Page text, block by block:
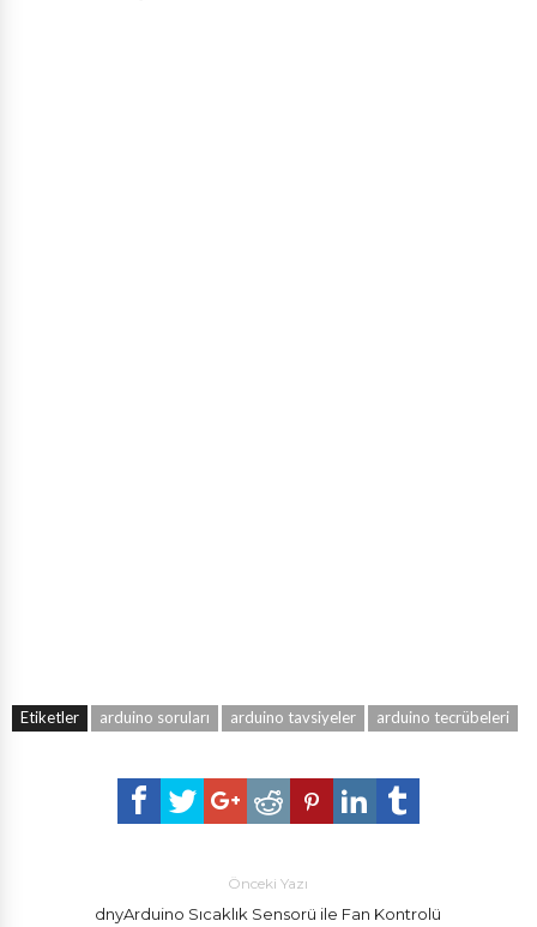
Etiketler arduino soruları arduino tavsiyeler arduino tecrübeleri
Önceki Yazı
dnyArduino Sıcaklık Sensorü ile Fan Kontrolü